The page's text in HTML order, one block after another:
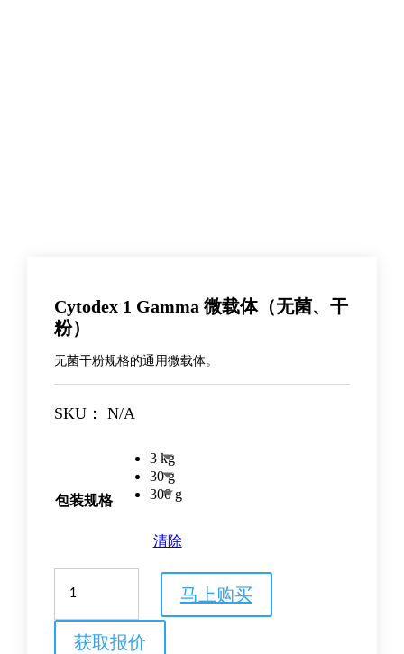
Cytodex 1 Gamma 微载体（无菌、干
粉）
无菌干粉规格的通用微载体。
SKU： N/A
包装规格
3 kg
30 g
300 g
清除
马上购买
获取报价